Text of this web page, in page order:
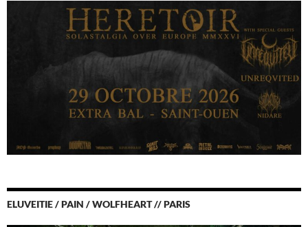
ELUVEITIE / PAIN / WOLFHEART // PARIS